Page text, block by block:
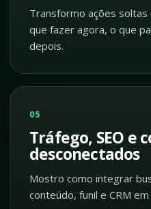
Transformo ações
que fazer agora, o que
depois.
05
Tráfego, SEO e
desconectados
Mostro como integrar
conteúdo, funil e CRM em